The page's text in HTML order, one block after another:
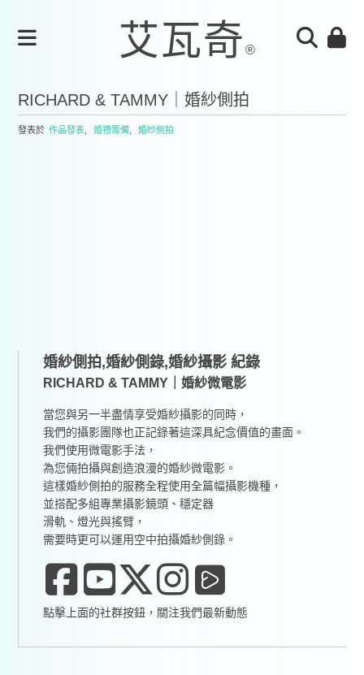
RICHARD & TAMMY｜婚紗側拍
發表於 作品發表 婚禮籌備 婚紗側拍
婚紗側拍,婚紗側錄,婚紗攝影 紀錄
RICHARD & TAMMY｜婚紗微電影
當您與另一半盡情享受婚紗攝影的同時，
我們的攝影團隊也正記錄著這深具紀念價值的畫面。
我們使用微電影手法，
為您倆拍攝與創造浪漫的婚紗微電影。
這樣婚紗側拍的服務全程使用全篇幅攝影機種，
並搭配多組專業攝影鏡頭、穩定器
滑軌、燈光與搖臂，
需要時更可以運用空中拍攝婚紗側錄。
點擊上面的社群按鈕，關注我們最新動態